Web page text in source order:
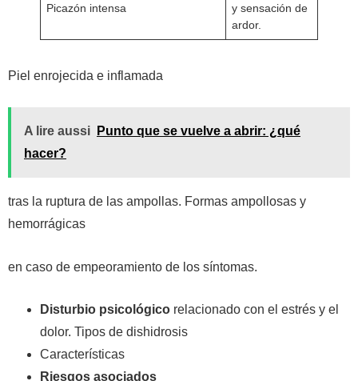
Picazón intensa
y sensación de
ardor.
Piel enrojecida e inflamada
A lire aussi
Punto que se vuelve a abrir: ¿qué
hacer?
tras la ruptura de las ampollas. Formas ampollosas y
hemorrágicas
en caso de empeoramiento de los síntomas.
Disturbio psicológico relacionado con el estrés y el
dolor. Tipos de dishidrosis
Características
Riesgos asociados